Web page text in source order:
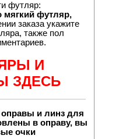
футляр:
мягкий футляр,
заказа укажите
также пол
И
ЗДЕСЬ
и линз для
в оправу, вы
очки